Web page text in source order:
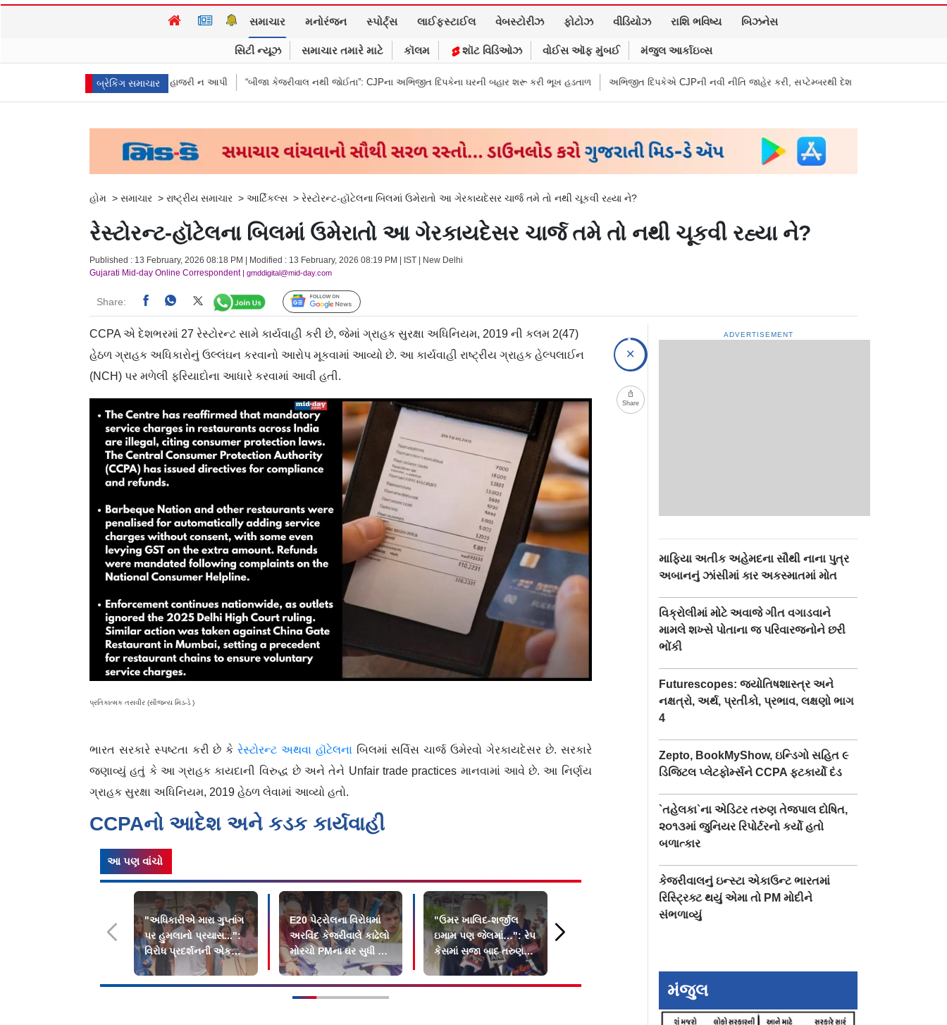
સમાચાર મનોરંજન સ્પોર્ટ્સ લાઈફસ્ટાઈલ વેબસ્ટોરીઝ ફોટોઝ વીડિયોઝ રાશિ ભવિષ્ય બિઝનેસ
સિટી ન્યૂઝ સમાચાર તમારે માટે કૉલમ શૉટ વિડિઓઝ વોઈસ ઑફ મુંબઈ મંજુલ આર્કાઇવ્સ
બ્રેકિંગ સમાચાર
પૈસા મોકલાવ્યા પણ હાજરી ન આપી “બીજા કેજરીવાલ નથી જોઈતા”: CJPના અભિજીત દિપકેના ઘરની બહાર શરૂ કરી ભૂખ હડતાળ અભિજીત દિપકેએ CJPની નવી નીતિ જાહેર કરી, સપ્ટેમ્બરથી દેશભારમાં થશે શરૂ
હોમ > સમાચાર > રાષ્ટ્રીય સમાચાર > આર્ટિકલ્સ > રેસ્ટોરન્ટ-હૉટેલના બિલમાં ઉમેરાતો આ ગેરકાયદેસર ચાર્જ તમે તો નથી ચૂકવી રહ્યા ને?
રેસ્ટોરન્ટ-હૉટેલના બિલમાં ઉમેરાતો આ ગેરકાયદેસર ચાર્જ તમે તો નથી ચૂકવી રહ્યા ને?
Published : 13 February, 2026 08:18 PM | Modified : 13 February, 2026 08:19 PM | IST | New Delhi
Gujarati Mid-day Online Correspondent| gmddigital@mid-day.com
Share: Follow Us
CCPA એ દેશભરમાં 27 રેસ્ટોરન્ટ સામે કાર્યવાહી કરી છે, જેમાં ગ્રાહક સુરક્ષા અધિનિયમ, 2019 ની કલમ 2(47)
હેઠળ ગ્રાહક અધિકારોનું ઉલ્લંઘન કરવાનો આરોપ મૂકવામાં આવ્યો છે. આ કાર્યવાહી રાષ્ટ્રીય ગ્રાહક હેલ્પલાઈન
(NCH) પર મળેલી ફરિયાદોના આધારે કરવામાં આવી હતી.
પ્રતિકાત્મક તસવીર (સૌજન્ય મિડ-ડે )
ભારત સરકારે સ્પષ્ટતા કરી છે કેરેસ્ટોરન્ટ અથવા હૉટેલનાબિલમાં સર્વિસ ચાર્જ ઉમેરવો ગેરકાયદેસર છે. સરકારે
જણાવ્યું હતું કે આ ગ્રાહક કાયદાની વિરુદ્ધ છે અને તેને Unfair trade practices માનવામાં આવે છે. આ નિર્ણય
ગ્રાહક સુરક્ષા અધિનિયમ, 2019 હેઠળ લેવામાં આવ્યો હતો.
CCPAનો આદેશ અને કડક કાર્યવાહી
આ પણ વાંચો
"અધિકારીએ મારા ગુપ્તાંગ
પર હુમલાનો પ્રયાસ...":
વિરોધ પ્રદર્શનની એક
યુવતીના આરોપો
E20 પેટ્રોલના વિરોધમાં
અરવિંદ કેજરીવાલે કાઢેલો
મોરચો PMના ઘર સુધી ન
પહોંચી શક્યો
"ઉમર ખાલિદ-શર્જીલ
ઇમામ પણ જેલમાં…": રેપ
કેસમાં સજા બાદ તરુણ
તેજપાલે શું કહ્યું?
Share
ADVERTISEMENT
માફિયા અતીક અહેમદના સૌથી નાના પુત્ર
અબાનનું ઝાંસીમાં કાર અકસ્માતમાં મોત
વિક્રોલીમાં મોટે અવાજે ગીત વગાડવાને
મામલે શખ્સે પોતાના જ પરિવારજનોને છરી
ભોંકી
Futurescopes: જ્યોતિષશાસ્ત્ર અને
નક્ષત્રો, અર્થ, પ્રતીકો, પ્રભાવ, લક્ષણો ભાગ
4
Zepto, BookMyShow, ઇન્ડિગો સહિત ૯
ડિજિટલ પ્લેટફોર્મ્સને CCPA ફટકાર્યો દંડ
`તહેલકા`ના એડિટર તરુણ તેજપાલ દોષિત,
૨૦૧૩માં જુનિયર રિપોર્ટરનો કર્યો હતો
બળાત્કાર
કેજરીવાલનું ઇન્સ્ટા એકાઉન્ટ ભારતમાં
રિસ્ટ્રિક્ટ થયું એમા તો PM મોદીને
સંભળાવ્યું
મંજુલ